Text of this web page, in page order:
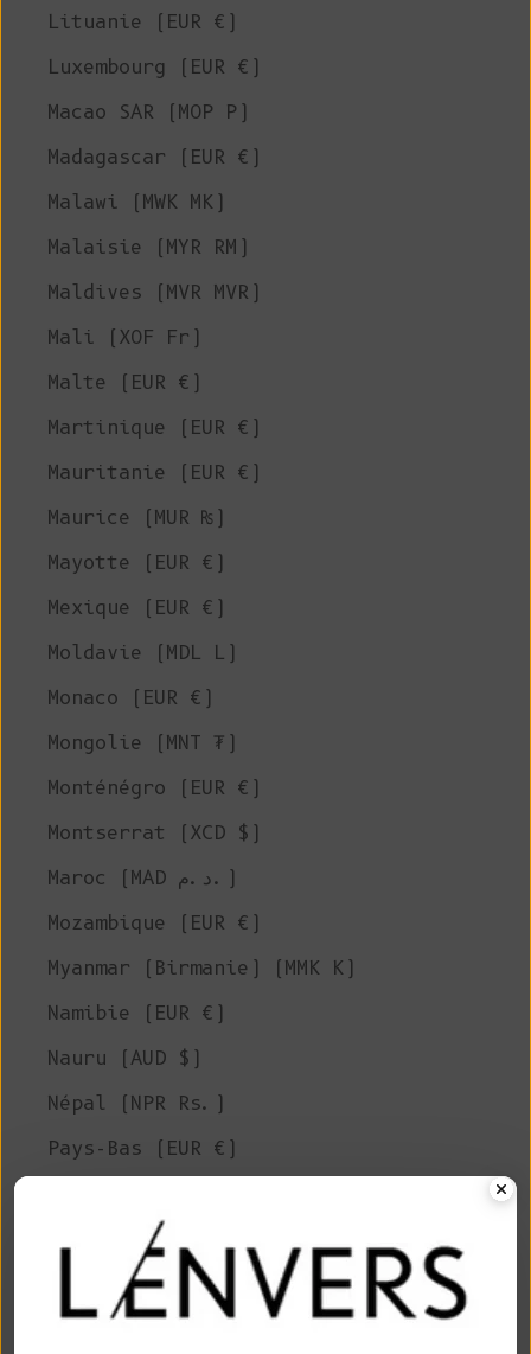
Lituanie (EUR €)
Luxembourg (EUR €)
Macao SAR (MOP P)
Madagascar (EUR €)
Malawi (MWK MK)
Malaisie (MYR RM)
Maldives (MVR MVR)
Mali (XOF Fr)
Malte (EUR €)
Martinique (EUR €)
Mauritanie (EUR €)
Maurice (MUR ₨)
Mayotte (EUR €)
Mexique (EUR €)
Moldavie (MDL L)
Monaco (EUR €)
Mongolie (MNT ₮)
Monténégro (EUR €)
Montserrat (XCD $)
Maroc (MAD د.م.)
Mozambique (EUR €)
Myanmar (Birmanie) (MMK K)
Namibie (EUR €)
Nauru (AUD $)
Népal (NPR Rs.)
Pays-Bas (EUR €)
Nouvelle-Zélande (NZD $)
Nicaragua (NIO C$)